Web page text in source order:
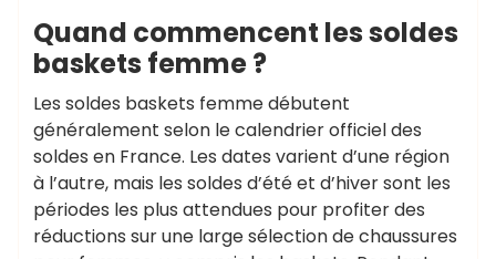
Quand commencent les soldes
baskets femme ?
Les soldes baskets femme débutent
généralement selon le calendrier officiel des
soldes en France. Les dates varient d’une région
à l’autre, mais les soldes d’été et d’hiver sont les
périodes les plus attendues pour profiter des
réductions sur une large sélection de chaussures